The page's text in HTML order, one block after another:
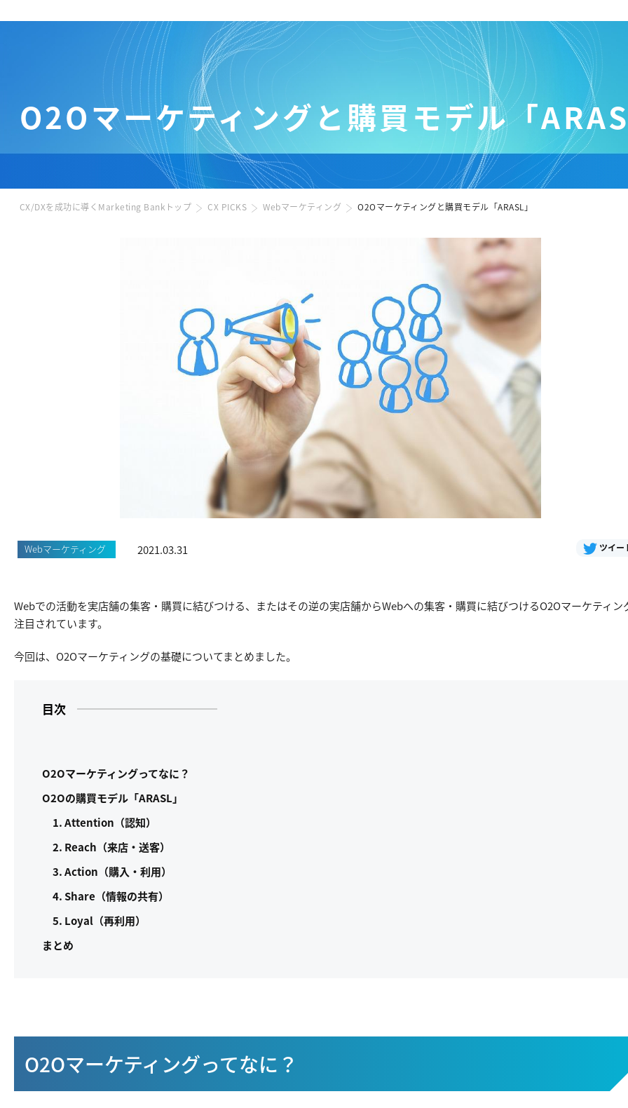
O2Oマーケティングと購買モデル「
CX/DXを成功に導くMarketing Bankトップ CX PICKS Webマーケティング O2Oマーケティングと購買モデル「ARASL」
Webマーケティング 2021.03.31 ツイー
Webでの活動を実店舗の集客・購買に結びつける、またはその逆の実店舗からWebへの集客・購買に結びつけるO2Oマーケティン
注目されています。
今回は、O2Oマーケティングの基礎についてまとめました。
目次
O2Oマーケティングってなに？
O2Oの購買モデル「ARASL」
1. Attention（認知）
2. Reach（来店・送客）
3. Action（購入・利用）
4. Share（情報の共有）
5. Loyal（再利用）
まとめ
O2Oマーケティングってなに？